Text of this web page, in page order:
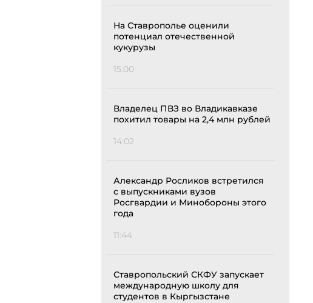
На Ставрополье оценили
потенциал отечественной
кукурузы
15:00
Владелец ПВЗ во Владикавказе
похитил товары на 2,4 млн рублей
14:02
Александр Росликов встретился
с выпускниками вузов
Росгвардии и Минобороны этого
года
11:44
Ставропольский СКФУ запускает
международную школу для
студентов в Кыргызстане